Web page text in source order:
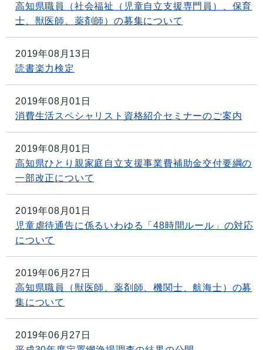
高知県職員（社会福祉（児童自立支援専門員）、保育
士、獣医師、薬剤師）の募集について
2019年08月13日
読書楽力検定
2019年08月01日
消費生活スペシャリスト資格紹介セミナーのご案内
2019年08月01日
高知県ひとり親家庭自立支援事業費補助金交付要綱の
一部改正について
2019年08月01日
児童虐待通告に係るいわゆる「48時間ルール」の対応
について
2019年06月27日
高知県職員（獣医師、薬剤師、機関士、航海士）の募
集について
2019年06月27日